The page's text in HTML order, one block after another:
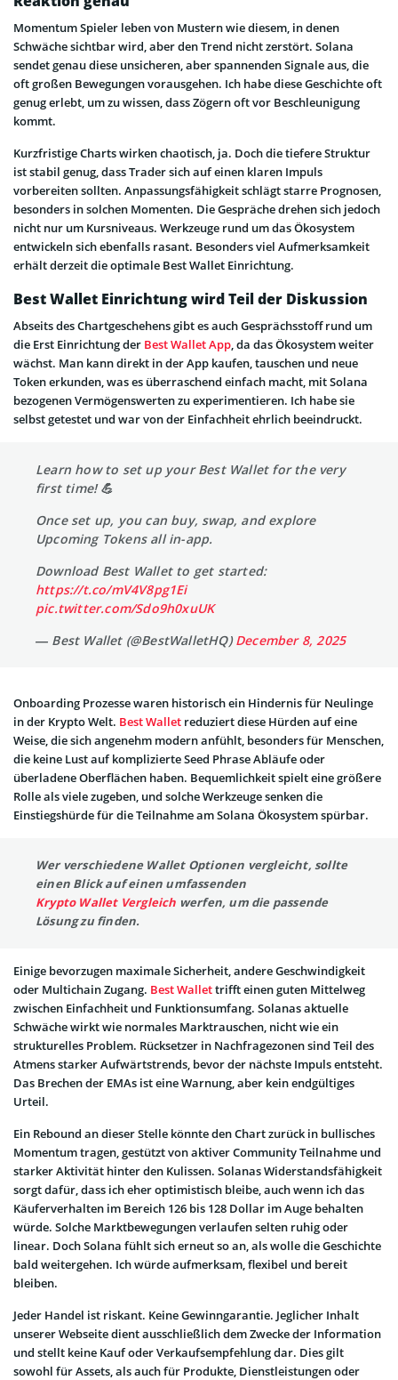
Momentum Spieler leben von Mustern wie diesem, in denen
Schwäche sichtbar wird, aber den Trend nicht zerstört. Solana
sendet genau diese unsicheren, aber spannenden Signale aus, die
oft großen Bewegungen vorausgehen. Ich habe diese Geschichte oft
genug erlebt, um zu wissen, dass Zögern oft vor Beschleunigung
kommt.
Kurzfristige Charts wirken chaotisch, ja. Doch die tiefere Struktur
ist stabil genug, dass Trader sich auf einen klaren Impuls
vorbereiten sollten. Anpassungsfähigkeit schlägt starre Prognosen,
besonders in solchen Momenten. Die Gespräche drehen sich jedoch
nicht nur um Kursniveaus. Werkzeuge rund um das Ökosystem
entwickeln sich ebenfalls rasant. Besonders viel Aufmerksamkeit
erhält derzeit die optimale Best Wallet Einrichtung.
Best Wallet Einrichtung wird Teil der Diskussion
Abseits des Chartgeschehens gibt es auch Gesprächsstoff rund um
die Erst Einrichtung der Best Wallet App, da das Ökosystem weiter
wächst. Man kann direkt in der App kaufen, tauschen und neue
Token erkunden, was es überraschend einfach macht, mit Solana
bezogenen Vermögenswerten zu experimentieren. Ich habe sie
selbst getestet und war von der Einfachheit ehrlich beeindruckt.
Learn how to set up your Best Wallet for the very
first time! 💪
Once set up, you can buy, swap, and explore
Upcoming Tokens all in-app.
Download Best Wallet to get started:
https://t.co/mV4V8pg1Ei
pic.twitter.com/Sdo9h0xuUK
— Best Wallet (@BestWalletHQ)December 8, 2025
Onboarding Prozesse waren historisch ein Hindernis für Neulinge
in der Krypto Welt. Best Wallet reduziert diese Hürden auf eine
Weise, die sich angenehm modern anfühlt, besonders für Menschen,
die keine Lust auf komplizierte Seed Phrase Abläufe oder
überladene Oberflächen haben. Bequemlichkeit spielt eine größere
Rolle als viele zugeben, und solche Werkzeuge senken die
Einstiegshürde für die Teilnahme am Solana Ökosystem spürbar.
Wer verschiedene Wallet Optionen vergleicht, sollte
einen Blick auf einen umfassenden
Krypto Wallet Vergleich werfen, um die passende
Lösung zu finden.
Einige bevorzugen maximale Sicherheit, andere Geschwindigkeit
oder Multichain Zugang. Best Wallettrifft einen guten Mittelweg
zwischen Einfachheit und Funktionsumfang. Solanas aktuelle
Schwäche wirkt wie normales Marktrauschen, nicht wie ein
strukturelles Problem. Rücksetzer in Nachfragezonen sind Teil des
Atmens starker Aufwärtstrends, bevor der nächste Impuls entsteht.
Das Brechen der EMAs ist eine Warnung, aber kein endgültiges
Urteil.
Ein Rebound an dieser Stelle könnte den Chart zurück in bullisches
Momentum tragen, gestützt von aktiver Community Teilnahme und
starker Aktivität hinter den Kulissen. Solanas Widerstandsfähigkeit
sorgt dafür, dass ich eher optimistisch bleibe, auch wenn ich das
Käuferverhalten im Bereich 126 bis 128 Dollar im Auge behalten
würde. Solche Marktbewegungen verlaufen selten ruhig oder
linear. Doch Solana fühlt sich erneut so an, als wolle die Geschichte
bald weitergehen. Ich würde aufmerksam, flexibel und bereit
bleiben.
Jeder Handel ist riskant. Keine Gewinngarantie. Jeglicher Inhalt
unserer Webseite dient ausschließlich dem Zwecke der Information
und stellt keine Kauf oder Verkaufsempfehlung dar. Dies gilt
sowohl für Assets, als auch für Produkte, Dienstleistungen oder